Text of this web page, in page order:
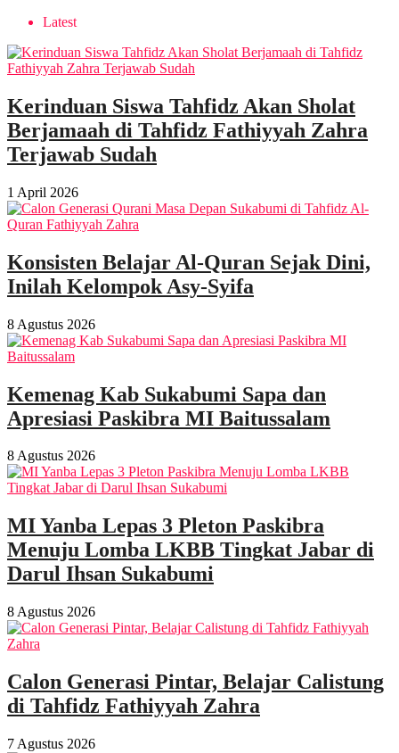
Latest
Kerinduan Siswa Tahfidz Akan Sholat
Berjamaah di Tahfidz Fathiyyah Zahra
Terjawab Sudah
1 April 2026
Konsisten Belajar Al-Quran Sejak Dini,
Inilah Kelompok Asy-Syifa
8 Agustus 2026
Kemenag Kab Sukabumi Sapa dan
Apresiasi Paskibra MI Baitussalam
8 Agustus 2026
MI Yanba Lepas 3 Pleton Paskibra
Menuju Lomba LKBB Tingkat Jabar di
Darul Ihsan Sukabumi
8 Agustus 2026
Calon Generasi Pintar, Belajar Calistung
di Tahfidz Fathiyyah Zahra
7 Agustus 2026